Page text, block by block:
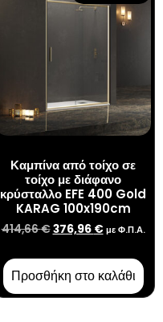
Καμπίνα από τοίχο σε
τοίχο με διάφανο
κρύσταλλο EFE 400 Gold
KARAG 100x190cm
414,66€376,96 € με Φ.Π.Α.
Προσθήκη στο καλάθι